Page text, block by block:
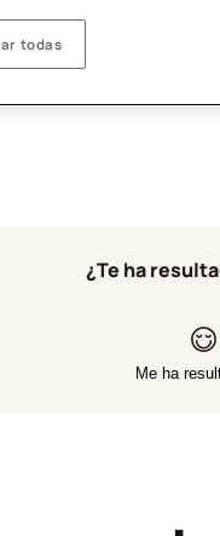
¿Te ha
Me ha
todas